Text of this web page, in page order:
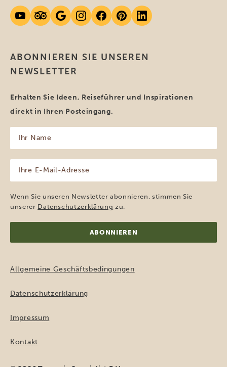
ABONNIEREN SIE UNSEREN
NEWSLETTER
Erhalten Sie Ideen, Reiseführer und Inspirationen
direkt in Ihren Posteingang.
Name
(erforderlich)
Mail-
Adresse
(erforderlich)
Wenn Sie unseren Newsletter abonnieren, stimmen Sie
unserer Datenschutzerklärung zu.
Allgemeine Geschäftsbedingungen
Datenschutzerklärung
Impressum
Kontakt